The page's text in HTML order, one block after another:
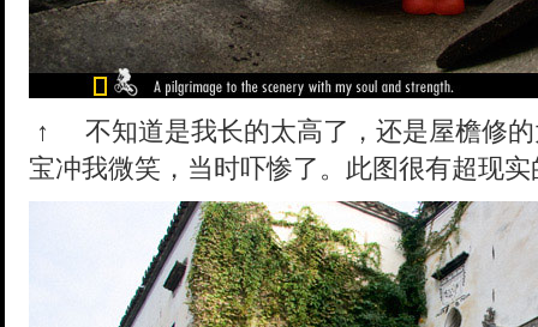
↑
不知道是我长的太高了，还是屋檐修
宝冲我微笑，当时吓惨了。此图很有超现实